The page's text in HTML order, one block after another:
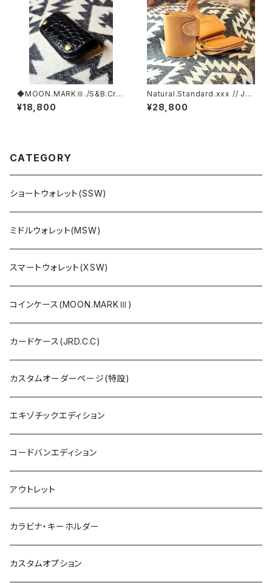
◆MOON.MARKⅢ./S&B.Cro
codile. Coin Case.xxx. Bla
ck.Edition
¥18,800
Natural.Standard.xxx // JA
CK.RIDE.SSW
¥28,800
CATEGORY
ショートウォレット(SSW)
ミドルウォレット(MSW)
スマートウォレット(XSW)
コインケース(MOON.MARKⅢ)
カードケース(JRD.C.C)
カスタムオーダーページ(特設)
エキゾチックエディション
コードバンエディション
アウトレット
カラビナ・キーホルダー
カスタムオプション